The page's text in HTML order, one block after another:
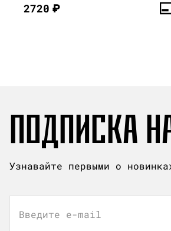
2720₽
ПОДПИСКА
Узнавайте первыми о
Введите e-mail